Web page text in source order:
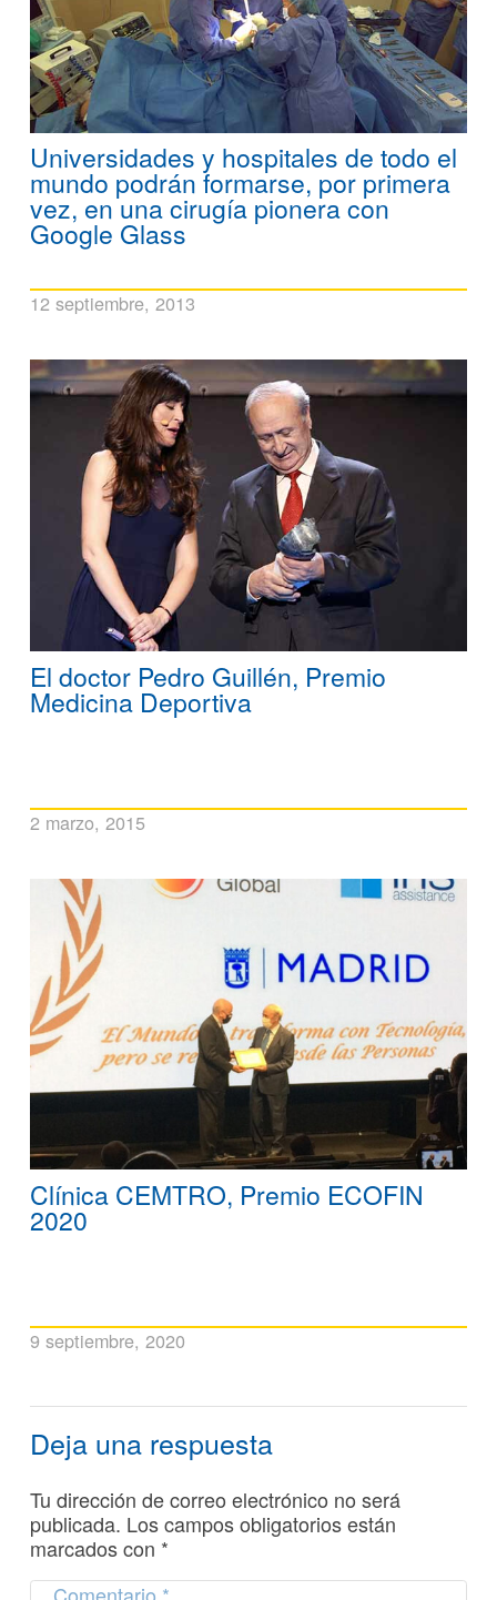
Universidades y hospitales de todo el
mundo podrán formarse, por primera
vez, en una cirugía pionera con
Google Glass
12 septiembre, 2013
El doctor Pedro Guillén, Premio
Medicina Deportiva
2 marzo, 2015
Clínica CEMTRO, Premio ECOFIN
2020
9 septiembre, 2020
Deja una respuesta
Tu dirección de correo electrónico no será
publicada. Los campos obligatorios están
marcados con *